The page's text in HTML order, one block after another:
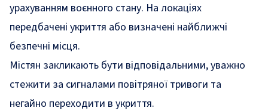
урахуванням воєнного стану. На локаціях
передбачені укриття або визначені найближчі
безпечні місця.
Містян закликають бути відповідальними, уважно
стежити за сигналами повітряної тривоги та
негайно переходити в укриття.